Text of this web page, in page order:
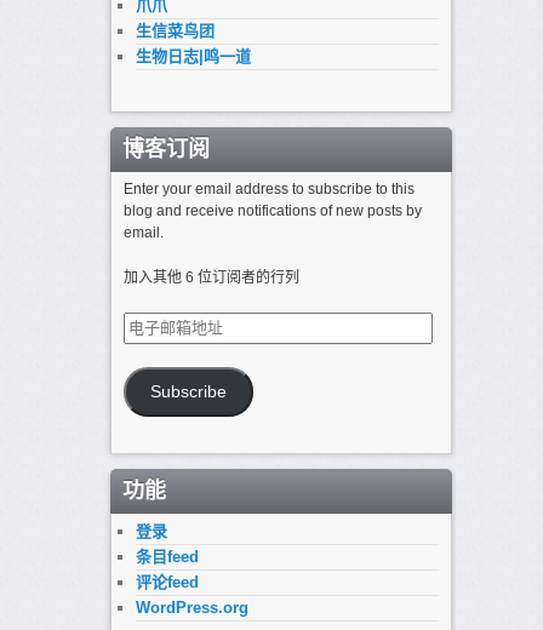
爪爪
生信菜鸟团
生物日志|鸣一道
博客订阅
Enter your email address to subscribe to this
blog and receive notifications of new posts by
email.
加入其他 6 位订阅者的行列
电
子
邮
箱
地
Subscribe
功能
登录
条目feed
评论feed
WordPress.org